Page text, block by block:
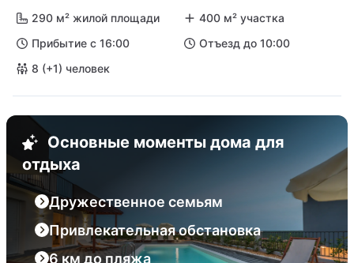
290 м² жилой площади
400 м² участка
Прибытие с 16:00
Отъезд до 10:00
8 (+1) человек
Основные моменты дома для
отдыха
Дружественное семьям
Привлекательная обстановка
6 км до пляжа